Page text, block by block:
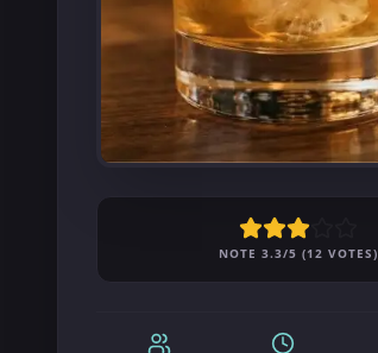
NOTE 3.3/5 (12 VOTES)